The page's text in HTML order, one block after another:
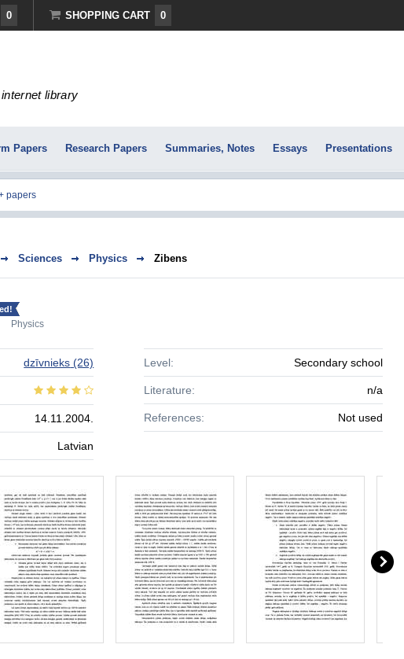
0 SHOPPING CART 0
internet library
Papers Research Papers Summaries, Notes Essays Presentations
Sciences Physics Zibens
Physics
dzīvnieks (26)
14.11.2004.
Latvian
Level: Secondary school
Literature: n/a
References: Not used